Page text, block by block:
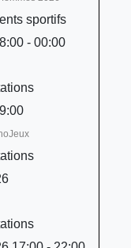
sportifs
- 00:00